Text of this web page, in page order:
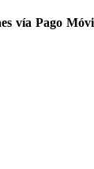
vía Pago